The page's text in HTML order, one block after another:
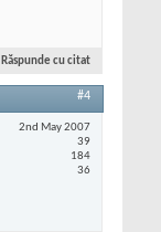
Răspunde cu citat
#4
2nd May 2007
39
184
36